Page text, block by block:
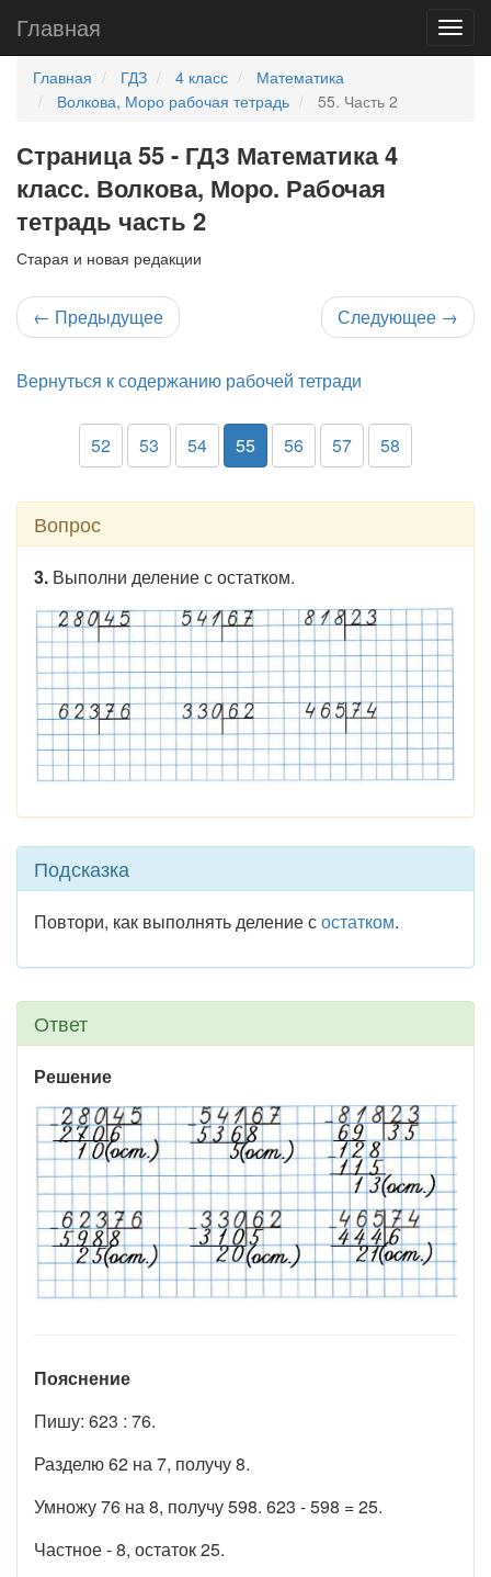
Главная
Главная ГДЗ 4 класс
Математика
Волкова, Моро рабочая тетрадь
55. Часть 2
Страница 55 - ГДЗ Математика 4
класс. Волкова, Моро. Рабочая
тетрадь часть 2
Старая и новая редакции
← Предыдущее Следующее →
Вернуться к содержанию рабочей тетради
52 53 54 55 56 57 58
Вопрос
3. Выполни деление с остатком.
Подсказка
Повтори, как выполнять деление состатком.
Ответ
Решение
Пояснение
Пишу: 623 : 76.
Разделю 62 на 7, получу 8.
Умножу 76 на 8, получу 598. 623 - 598 = 25.
Частное - 8, остаток 25.